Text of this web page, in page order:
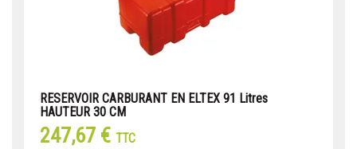
RESERVOIR CARBURANT EN ELTEX 91 Litres
HAUTEUR 30 CM
247,67 € TTC